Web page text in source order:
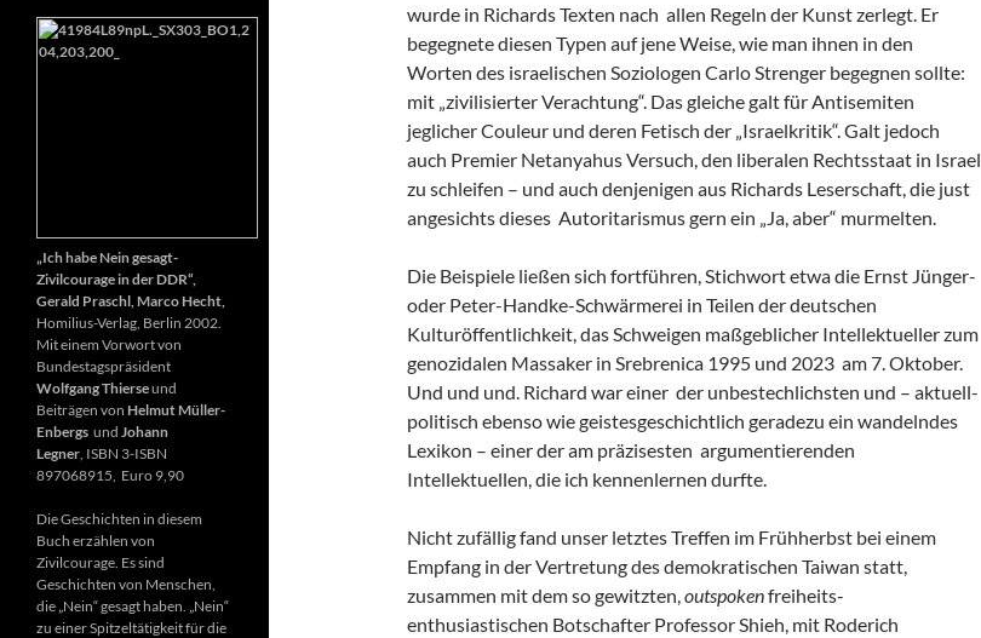
wurde in Richards Texten nach allen Regeln der Kunst zerlegt. Er
begegnete diesen Typen auf jene Weise, wie man ihnen in den
Worten des israelischen Soziologen Carlo Strenger begegnen sollte:
mit „zivilisierter Verachtung“. Das gleiche galt für Antisemiten
jeglicher Couleur und deren Fetisch der „Israelkritik“. Galt jedoch
auch Premier Netanyahus Versuch, den liberalen Rechtsstaat in Israel
zu schleifen – und auch denjenigen aus Richards Leserschaft, die just
angesichts dieses Autoritarismus gern ein „Ja, aber“ murmelten.
Die Beispiele ließen sich fortführen, Stichwort etwa die Ernst Jünger-
oder Peter-Handke-Schwärmerei in Teilen der deutschen
Kulturöffentlichkeit, das Schweigen maßgeblicher Intellektueller zum
genozidalen Massaker in Srebrenica 1995 und 2023 am 7. Oktober.
Und und und. Richard war einer der unbestechlichsten und – aktuell-
politisch ebenso wie geistesgeschichtlich geradezu ein wandelndes
Lexikon – einer der am präzisesten argumentierenden
Intellektuellen, die ich kennenlernen durfte.
Nicht zufällig fand unser letztes Treffen im Frühherbst bei einem
Empfang in der Vertretung des demokratischen Taiwan statt,
zusammen mit dem so gewitzten, outspokenfreiheits-
enthusiastischen Botschafter Professor Shieh, mit Roderich
„Ich habe Nein gesagt-
Zivilcourage in der DDR“,
Gerald Praschl, Marco Hecht,
Homilius-Verlag, Berlin 2002.
Mit einem Vorwort von
Bundestagspräsident
Wolfgang Thierseund
Beiträgen von Helmut Müller-
Enbergs und Johann
Legner , ISBN 3-ISBN
897068915, Euro 9,90
Die Geschichten in diesem
Buch erzählen von
Zivilcourage. Es sind
Geschichten von Menschen,
die „Nein“ gesagt haben. „Nein“
zu einer Spitzeltätigkeit für die